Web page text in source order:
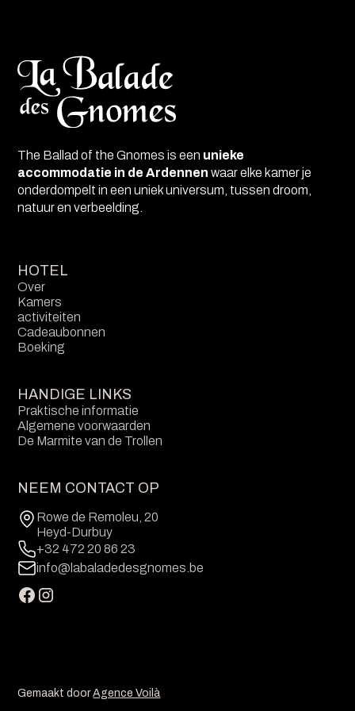
The Ballad of the Gnomes is een unieke
accommodatie in de Ardennen waar elke kamer je
onderdompelt in een uniek universum, tussen droom,
natuur en verbeelding.
HOTEL
Over
Kamers
activiteiten
Cadeaubonnen
Boeking
HANDIGE LINKS
Praktische informatie
Algemene voorwaarden
De Marmite van de Trollen
NEEM CONTACT OP
Rowe de Remoleu, 20
Heyd-Durbuy
+32 472 20 86 23
info@labaladedesgnomes.be
Gemaakt doorAgence Voilà